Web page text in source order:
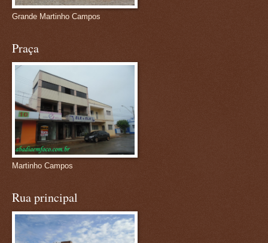
Grande Martinho Campos
Praça
Martinho Campos
Rua principal